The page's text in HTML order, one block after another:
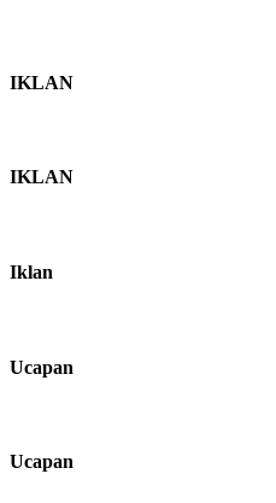
IKLAN
IKLAN
Iklan
Ucapan
Ucapan